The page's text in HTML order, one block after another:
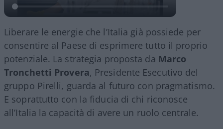
Liberare le energie che l’Italia già possiede per
consentire al Paese di esprimere tutto il proprio
potenziale. La strategia proposta da Marco
Tronchetti Provera, Presidente Esecutivo del
gruppo Pirelli, guarda al futuro con pragmatismo.
E soprattutto con la fiducia di chi riconosce
all’Italia la capacità di avere un ruolo centrale.